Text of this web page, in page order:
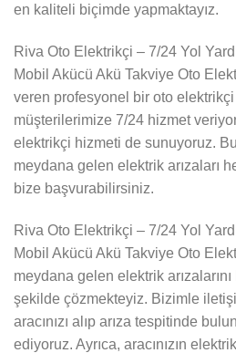
en kaliteli biçimde yapmaktayız.
Riva Oto Elektrikçi – 7/24 Yol
Mobil Akücü Akü Takviye Oto
veren profesyonel bir oto elektrikçi
müşterilerimize 7/24 hizmet
elektrikçi hizmeti de sunuyoruz.
meydana gelen elektrik arızaları
bize başvurabilirsiniz.
Riva Oto Elektrikçi – 7/24 Yol
Mobil Akücü Akü Takviye Oto
meydana gelen elektrik
şekilde çözmekteyiz. Bizimle
aracınızı alıp arıza tespitinde
ediyoruz. Ayrıca, aracınızın